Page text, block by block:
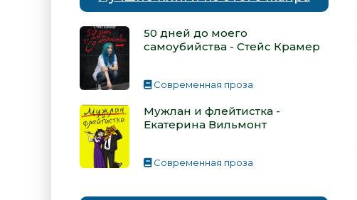
50 дней до моего
самоубийства - Стейс Крамер
Современная проза
Мужлан и флейтистка -
Екатерина Вильмонт
Современная проза